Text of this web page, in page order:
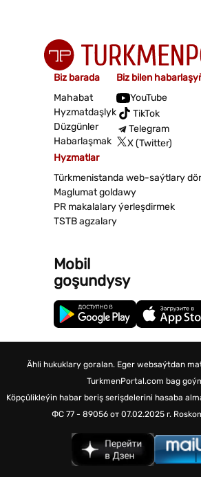
Biz barada
Mahabat
Hyzmatdaşlyk
Düzgünler
Habarlaşmak
Biz bilen
YouTube
TikTok
Telegram
X (Twitter)
Hyzmatlar
Türkmenistanda web-saýtlary
Maglumat goldawy
PR makalalary ýerleşdirmek
TSTB agzalary
Mobil
goşundysy
Ähli hukuklary goralan. Eger websaýtdan
TurkmenPortal.com bag
Köpçülikleýin habar beriş serişdelerini hasaba
ФС 77 - 89056 от 07.02.2025 г.